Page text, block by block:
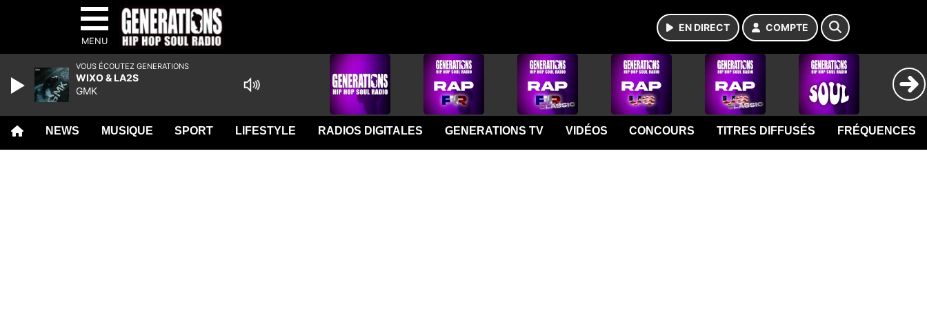
MENU
EN DIRECT COMPTE
NEWS MUSIQUE SPORT LIFESTYLE RADIOS DIGITALES GENERATIONS TV VIDÉOS CONCOURS TITRES DIFFUSÉS FRÉQUENCES
VOUS ÉCOUTEZ GENERATIONS
WIXO & LA2S
GMK